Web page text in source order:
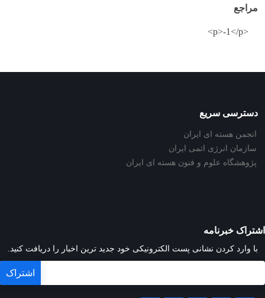
مراجع
<p>-1</p>
دسترسی سریع
انجمن هسته ای ایران
سازمان انرژی اتمی ایران
پژوهشگاه علوم و فنون هسته ای ایران
اشتراک خبرنامه
با وارد کردن نشانی پست الکترونیکی خود جدید ترین اخبار را دریافت کنید.